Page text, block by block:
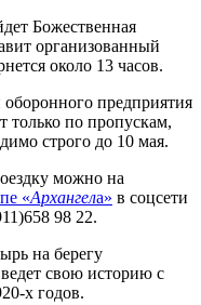
Божественная
организованный
около 13 часов.
предприятия
только по пропускам,
строго до 10 мая.
можно на
«Архангела» в соцсети
98 22.
на берегу
свою историю с
х годов.